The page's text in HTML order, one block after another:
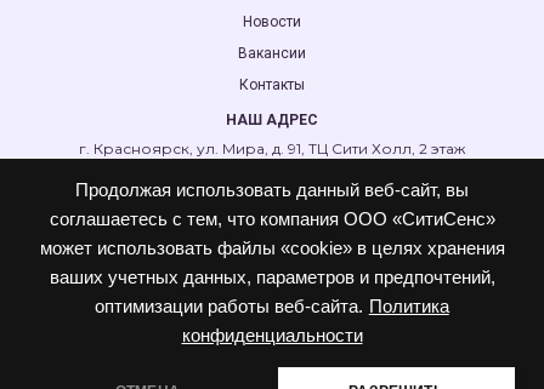
Продолжая использовать данный веб-сайт, вы
соглашаетесь с тем, что компания ООО «СитиСенс»
может использовать файлы «cookie» в целях хранения
ваших учетных данных, параметров и предпочтений,
оптимизации работы веб-сайта. Политика
конфиденциальности
Новости
Вакансии
Контакты
НАШ АДРЕС
г. Красноярск, ул. Мира, д. 91, ТЦ Сити Холл, 2 этаж
ПРИСОЕДИНЯЙТЕСЬ К НАМ
Телеграм
Max
СВЯЗАТЬСЯ С НАМИ
С нами можно связаться с помощью формы обратной связи.
Обратная связь